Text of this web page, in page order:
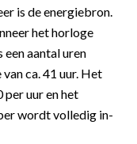
is de energiebron.
het horloge
aantal uren
ca. 41 uur. Het
uur en het
wordt volledig in-